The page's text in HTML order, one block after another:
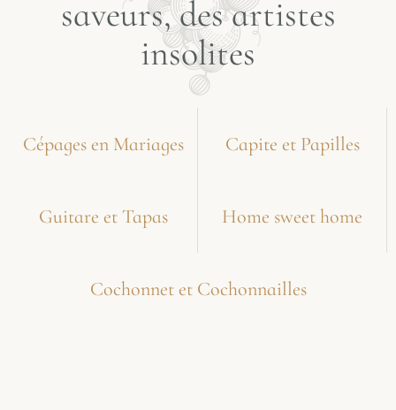
saveurs, des artistes
insolites
Cépages en Mariages Capite et Papilles
Guitare et Tapas Home sweet home
Cochonnet et Cochonnailles